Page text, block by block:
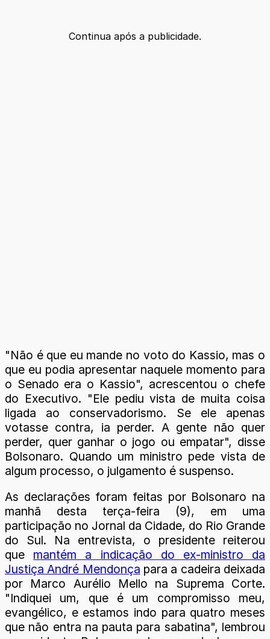
Continua após a publicidade.
"Não é que eu mande no voto do Kassio, mas o
que eu podia apresentar naquele momento para
o Senado era o Kassio", acrescentou o chefe
do Executivo. "Ele pediu vista de muita coisa
ligada ao conservadorismo. Se ele apenas
votasse contra, ia perder. A gente não quer
perder, quer ganhar o jogo ou empatar", disse
Bolsonaro. Quando um ministro pede vista de
algum processo, o julgamento é suspenso.
As declarações foram feitas por Bolsonaro na
manhã desta terça-feira (9), em uma
participação no Jornal da Cidade, do Rio Grande
do Sul. Na entrevista, o presidente reiterou
que mantém a indicação do ex-ministro da
Justiça André Mendonça para a cadeira deixada
por Marco Aurélio Mello na Suprema Corte.
"Indiquei um, que é um compromisso meu,
evangélico, e estamos indo para quatro meses
que não entra na pauta para sabatina", lembrou